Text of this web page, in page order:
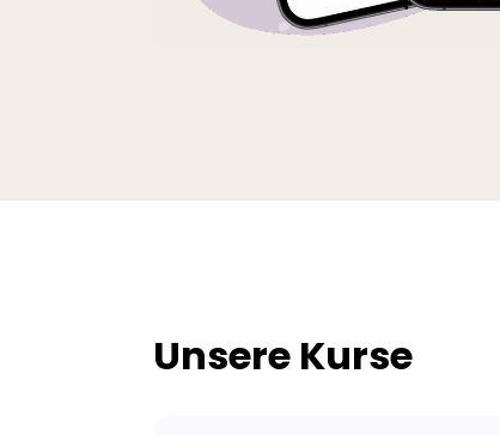
Unsere Kurse